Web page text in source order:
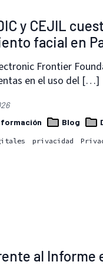
y CEJIL
facial en
Frontier
en el uso del […]
Blog
privacidad
al Informe